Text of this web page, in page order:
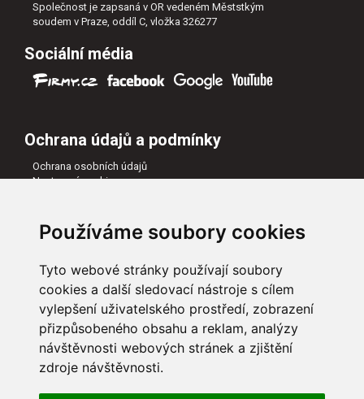
Používáme soubory cookies
Tyto webové stránky používají soubory
cookies a další sledovací nástroje s cílem
vylepšení uživatelského prostředí, zobrazení
přizpůsobeného obsahu a reklam, analýzy
návštěvnosti webových stránek a zjištění
zdroje návštěvnosti.
Společnost je zapsaná v OR vedeném Měststkým
soudem v Praze, oddíl C, vložka 326277
Sociální média
Ochrana údajů a podmínky
Ochrana osobních údajů
Nastavení cookies
Naši partneři